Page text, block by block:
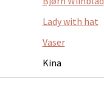
Lady with hat
Vaser
Kina